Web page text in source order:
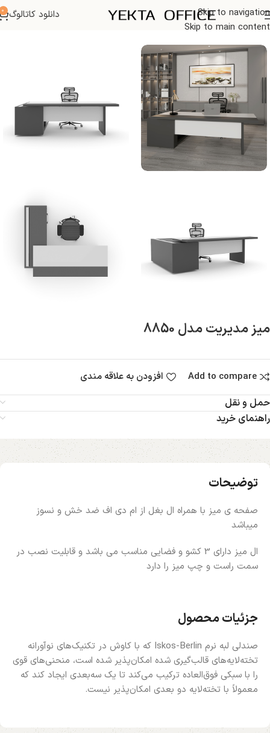
Skip to navigation
Skip to main content
دانلود کاتالوگ 0
خانه میز اداری
میز مدیریت مدل 8850
Add to compare افزودن به علاقه مندی
حمل و نقل
راهنمای خرید
توضیحات
صفحه ی میز با همراه ال بغل از ام دی اف ضد خش و نسوز
میباشد
ال میز دارای 3 کشو و فضایی مناسب می باشد و قابلیت نصب در
سمت راست و چپ میز را دارد
جزئیات محصول
صندلی لبه نرم Iskos-Berlin که با کاوش در تکنیک‌های نوآورانه
تخته‌لایه‌های قالب‌گیری شده امکان‌پذیر شده است، منحنی‌های قوی
را با سبکی فوق‌العاده ترکیب می‌کند تا یک سه‌بعدی ایجاد کند که
معمولاً با تخته‌لایه دو بعدی امکان‌پذیر نیست.